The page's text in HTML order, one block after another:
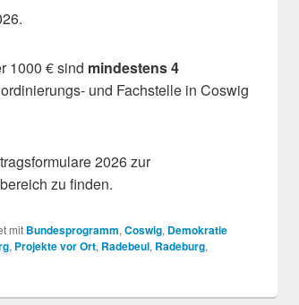
1000 € sind mindestens 4
und Fachstelle in Coswig
2026 zur
zu finden.
mit Bundesprogramm,Coswig, Demokratie
, Projekte vor Ort, Radebeul, Radeburg,